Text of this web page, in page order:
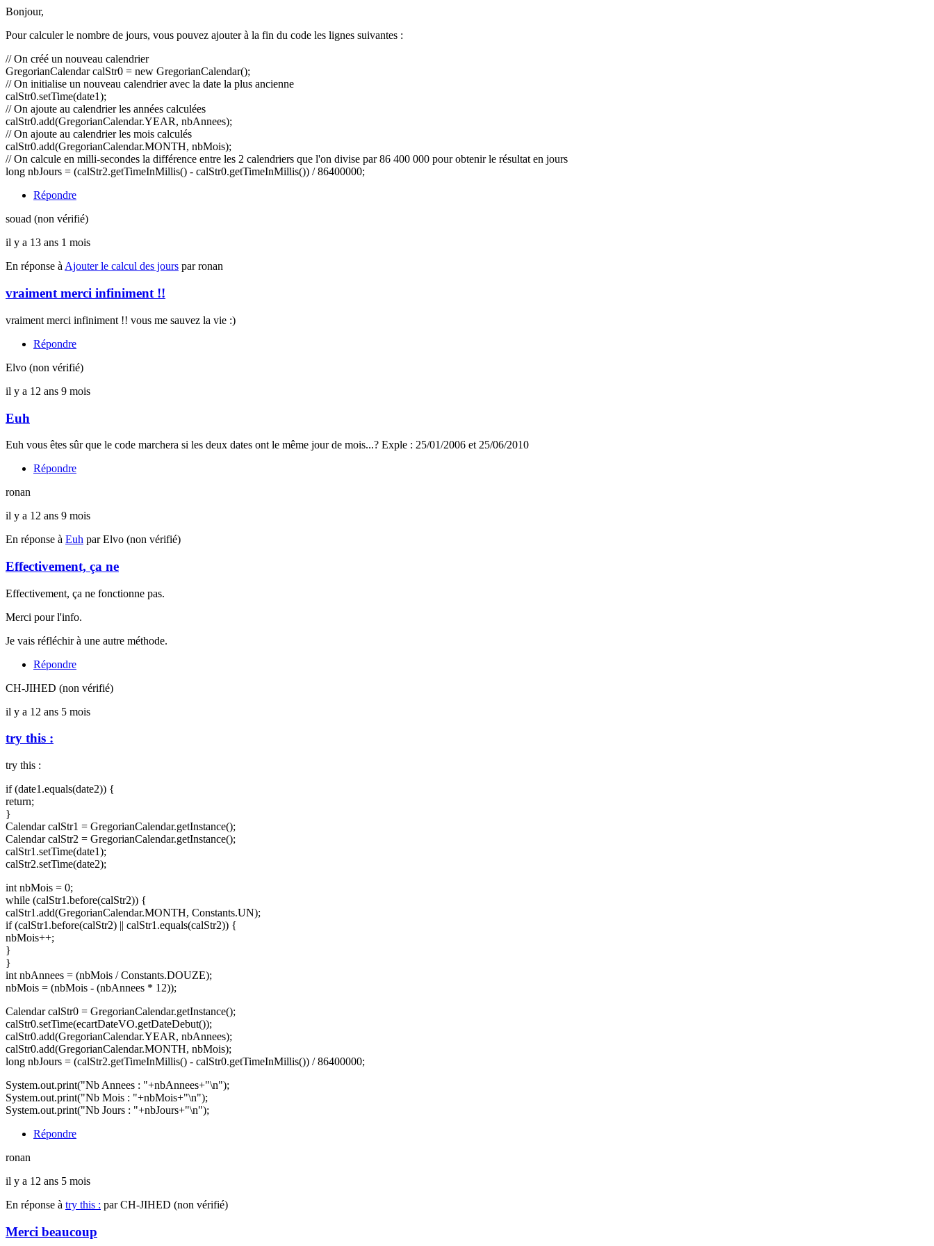
Bonjour,
Pour calculer le nombre de jours, vous pouvez ajouter à la fin du code les lignes suivantes :
// On créé un nouveau calendrier
GregorianCalendar calStr0 = new GregorianCalendar();
// On initialise un nouveau calendrier avec la date la plus ancienne
calStr0.setTime(date1);
// On ajoute au calendrier les années calculées
calStr0.add(GregorianCalendar.YEAR, nbAnnees);
// On ajoute au calendrier les mois calculés
calStr0.add(GregorianCalendar.MONTH, nbMois);
// On calcule en milli-secondes la différence entre les 2 calendriers que l'on divise par 86 400 000 pour obtenir le résultat en jours
long nbJours = (calStr2.getTimeInMillis() - calStr0.getTimeInMillis()) / 86400000;
Répondre
souad (non vérifié)
il y a 13 ans 1 mois
En réponse à Ajouter le calcul des jours parronan
vraiment merci infiniment !!
vraiment merci infiniment !! vous me sauvez la vie :)
Répondre
Elvo (non vérifié)
il y a 12 ans 9 mois
Euh
Euh vous êtes sûr que le code marchera si les deux dates ont le même jour de mois...? Exple : 25/01/2006 et 25/06/2010
Répondre
ronan
il y a 12 ans 9 mois
En réponse à Euh parElvo (non vérifié)
Effectivement, ça ne
Effectivement, ça ne fonctionne pas.
Merci pour l'info.
Je vais réfléchir à une autre méthode.
Répondre
CH-JIHED (non vérifié)
il y a 12 ans 5 mois
try this :
try this :
if (date1.equals(date2)) {
return;
}
Calendar calStr1 = GregorianCalendar.getInstance();
Calendar calStr2 = GregorianCalendar.getInstance();
calStr1.setTime(date1);
calStr2.setTime(date2);
int nbMois = 0;
while (calStr1.before(calStr2)) {
calStr1.add(GregorianCalendar.MONTH, Constants.UN);
if (calStr1.before(calStr2) || calStr1.equals(calStr2)) {
nbMois++;
}
}
int nbAnnees = (nbMois / Constants.DOUZE);
nbMois = (nbMois - (nbAnnees * 12));
Calendar calStr0 = GregorianCalendar.getInstance();
calStr0.setTime(ecartDateVO.getDateDebut());
calStr0.add(GregorianCalendar.YEAR, nbAnnees);
calStr0.add(GregorianCalendar.MONTH, nbMois);
long nbJours = (calStr2.getTimeInMillis() - calStr0.getTimeInMillis()) / 86400000;
System.out.print("Nb Annees : "+nbAnnees+"\n");
System.out.print("Nb Mois : "+nbMois+"\n");
System.out.print("Nb Jours : "+nbJours+"\n");
Répondre
ronan
il y a 12 ans 5 mois
En réponse à try this : parCH-JIHED (non vérifié)
Merci beaucoup